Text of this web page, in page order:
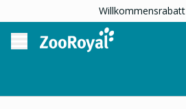
Willkommensrabatt